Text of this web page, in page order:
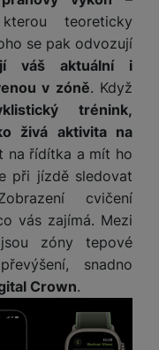
našeho webu i
určujeme počet
stránek. Data
souhrnně a
konkrétní
nevhodnou
naši partneři,
nebo reklamy jak
stran.
teoreticky
se pak odvozují
váš aktuální i
v zóně. Když
trénink,
živá aktivita na
na řídítka a mít ho
při jízdě sledovat
cvičení
vás zajímá. Mezi
zóny tepové
snadno
Crown.